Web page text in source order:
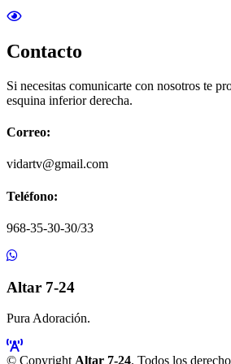
Contacto
Si necesitas comunicarte con nosotros te
esquina inferior derecha.
Correo:
vidartv@gmail.com
Teléfono:
968-35-30-30/33
Altar 7-24
Pura Adoración.
© Copyright Altar 7-24. Todos los